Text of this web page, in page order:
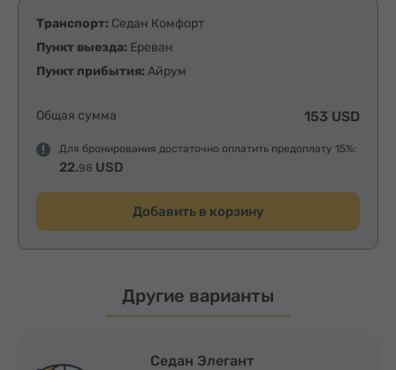
Транспорт: Седан Комфорт
Пункт выезда: Ереван
Пункт прибытия: Айрум
Общая сумма 153 USD
Для бронирования достаточно оплатить предоплату 15%:
22.98 USD
Добавить в корзину
Другие варианты
Седан Элегант